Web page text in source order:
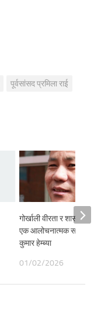
पूर्वसांसद प्रमिला राई
गोर्खाली वीरता र शासकीय
एक आलोचनात्मक समीक्षा
कुमार हेम्ब्या
01/02/2026